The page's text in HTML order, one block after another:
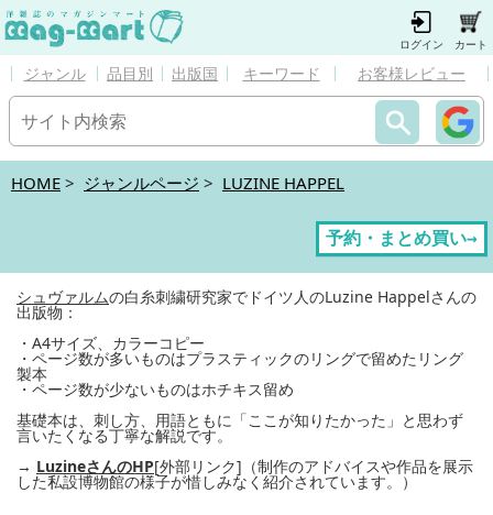
ログイン カート
ジャンル 品目別 出版国 キーワード お客様レビュー
HOME > ジャンルページ > LUZINE HAPPEL
予約・まとめ買い→
シュヴァルムの白糸刺繍研究家でドイツ人のLuzine Happelさんの
出版物：
・A4サイズ、カラーコピー
・ページ数が多いものはプラスティックのリングで留めたリング
製本
・ページ数が少ないものはホチキス留め
基礎本は、刺し方、用語ともに「ここが知りたかった」と思わず
言いたくなる丁寧な解説です。
→ LuzineさんのHP[外部リンク]（制作のアドバイスや作品を展示
した私設博物館の様子が惜しみなく紹介されています。）